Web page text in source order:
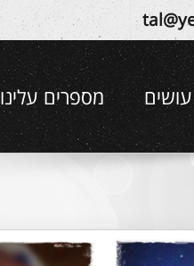
מספרים עלינו